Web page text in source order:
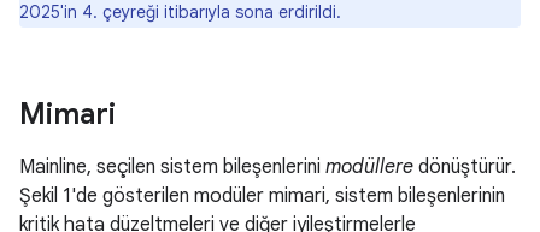
2025'in 4. çeyreği itibarıyla sona erdirildi.
Mimari
Mainline, seçilen sistem bileşenlerini modüllere dönüştürür.
Şekil 1'de gösterilen modüler mimari, sistem bileşenlerinin
kritik hata düzeltmeleri ve diğer iyileştirmelerle